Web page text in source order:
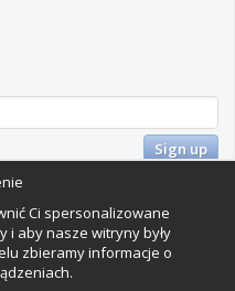
Sign up
Ci spersonalizowane
i aby nasze witryny były
zbieramy informacje o